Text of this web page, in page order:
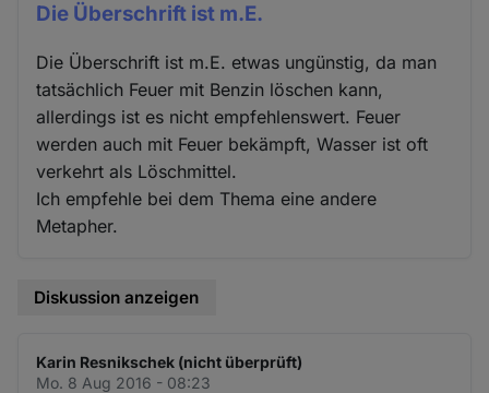
Die Überschrift ist m.E.
Die Überschrift ist m.E. etwas ungünstig, da man
tatsächlich Feuer mit Benzin löschen kann,
allerdings ist es nicht empfehlenswert. Feuer
werden auch mit Feuer bekämpft, Wasser ist oft
verkehrt als Löschmittel.
Ich empfehle bei dem Thema eine andere
Metapher.
Diskussion anzeigen
Karin Resnikschek (nicht überprüft)
Mo. 8 Aug 2016 - 08:23